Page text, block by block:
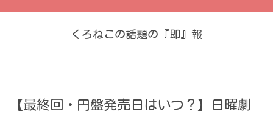
くろねこの話題の『即』報
【最終回・円盤発売日はいつ？】日曜劇